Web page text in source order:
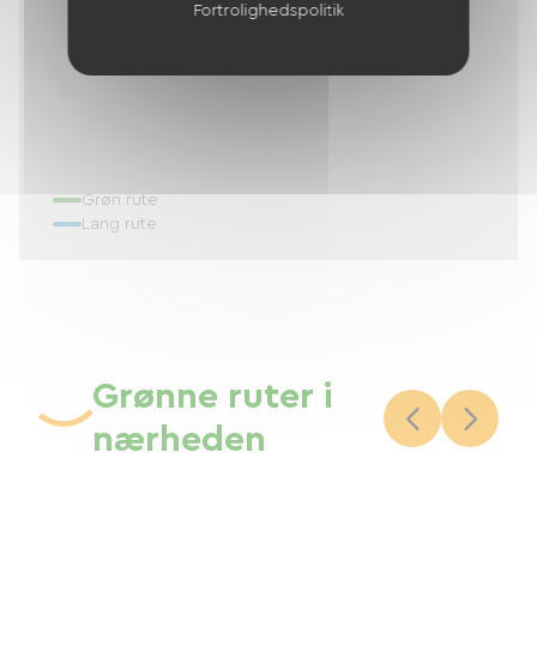
Grøn rute
Lang rute
Grønne ruter i
nærheden
Fortrolighedspolitik